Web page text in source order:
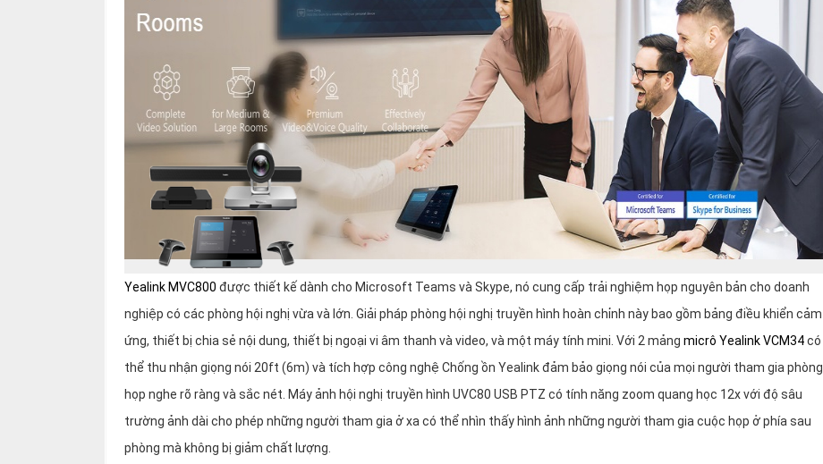
Yealink MVC800 được thiết kế dành cho Microsoft Teams và Skype, nó cung cấp trải nghiệm họp nguyên bản cho doanh
nghiệp có các phòng hội nghị vừa và lớn. Giải pháp phòng hội nghị truyền hình hoàn chỉnh này bao gồm bảng điều khiển cảm
ứng, thiết bị chia sẻ nội dung, thiết bị ngoại vi âm thanh và video, và một máy tính mini. Với 2 mảng micrô Yealink VCM34có
thể thu nhận giọng nói 20ft (6m) và tích hợp công nghệ Chống ồn Yealink đảm bảo giọng nói của mọi người tham gia phòng
họp nghe rõ ràng và sắc nét. Máy ảnh hội nghị truyền hình UVC80 USB PTZ có tính năng zoom quang học 12x với độ sâu
trường ảnh dài cho phép những người tham gia ở xa có thể nhìn thấy hình ảnh những người tham gia cuộc họp ở phía sau
phòng mà không bị giảm chất lượng.